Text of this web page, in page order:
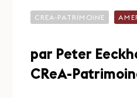
CREA-PATRIMOINE
par Peter
CReA-